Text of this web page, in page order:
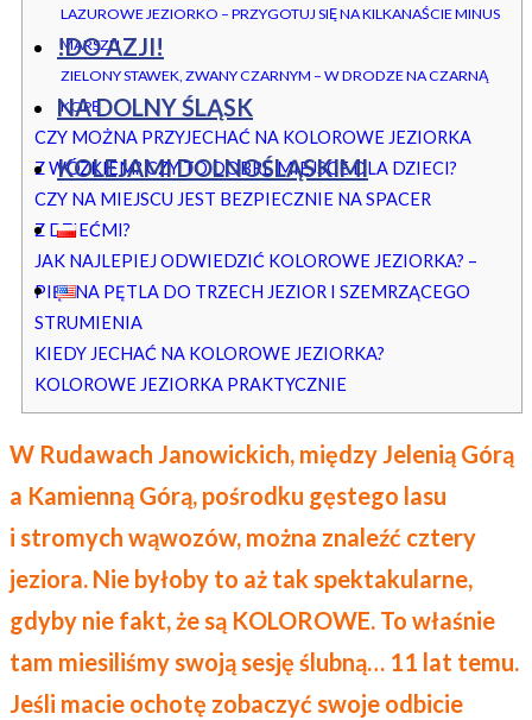
!DO AZJI!
NA DOLNY ŚLĄSK
KOLEJAMI DOLNOŚLĄSKIMI
LAZUROWE JEZIORKO – PRZYGOTUJ SIĘ NA KILKANAŚCIE MINUS
MARSZU
ZIELONY STAWEK, ZWANY CZARNYM – W DRODZE NA CZARNĄ
KOPĘ
CZY MOŻNA PRZYJECHAĆ NA KOLOROWE JEZIORKA
Z WÓZKIEM? CZY TO DOBRE MIEJSCE DLA DZIECI?
CZY NA MIEJSCU JEST BEZPIECZNIE NA SPACER
Z DZIEĆMI?
JAK NAJLEPIEJ ODWIEDZIĆ KOLOROWE JEZIORKA? –
PIĘKNA PĘTLA DO TRZECH JEZIOR I SZEMRZĄCEGO
STRUMIENIA
KIEDY JECHAĆ NA KOLOROWE JEZIORKA?
KOLOROWE JEZIORKA PRAKTYCZNIE
W Rudawach Janowickich, między Jelenią Górą
a Kamienną Górą, pośrodku gęstego lasu
i stromych wąwozów, można znaleźć cztery
jeziora. Nie byłoby to aż tak spektakularne,
gdyby nie fakt, że są KOLOROWE. To właśnie
tam miesiliśmy swoją sesję ślubną… 11 lat temu.
Jeśli macie ochotę zobaczyć swoje odbicie